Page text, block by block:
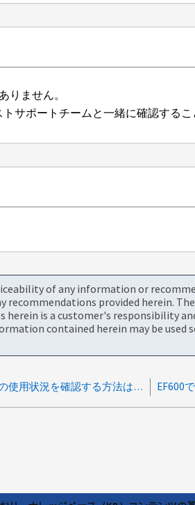
りません。
サポートチームと一緒に確認するこ
of any information or
provided herein.
is a customer's responsibility
contained herein may be used
EシリーズシステムでSSDの使用状況を確認する方法はありますか。